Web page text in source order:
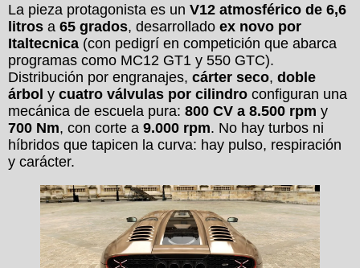
La pieza protagonista es un V12 atmosférico de 6,6
litros a 65 grados, desarrollado ex novo por
Italtecnica (con pedigrí en competición que abarca
programas como MC12 GT1 y 550 GTC).
Distribución por engranajes, cárter seco, doble
árbol y cuatro válvulas por cilindro configuran una
mecánica de escuela pura: 800 CV a 8.500 rpm y
700 Nm, con corte a 9.000 rpm. No hay turbos ni
híbridos que tapicen la curva: hay pulso, respiración
y carácter.